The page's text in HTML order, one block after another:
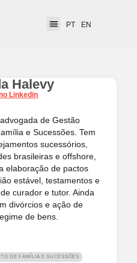
PT EN
Halevy
Linkedin
de Gestão
e Sucessões. Tem
sucessórios,
brasileiras e offshore,
elaboração de pactos
estável, testamentos e
curador e tutor. Ainda
divórcios e ação de
de bens.
DE FAMÍLIA E SUCESSÕES